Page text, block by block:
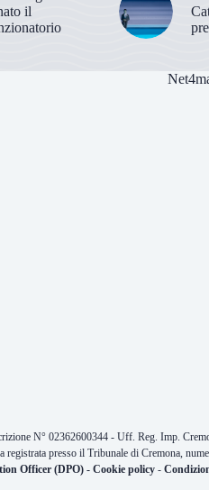
il
N° 02362600344 - Uff. Reg. Imp.
registrata presso il Tribunale di Cremona,
Officer (DPO) -Cookie policy -